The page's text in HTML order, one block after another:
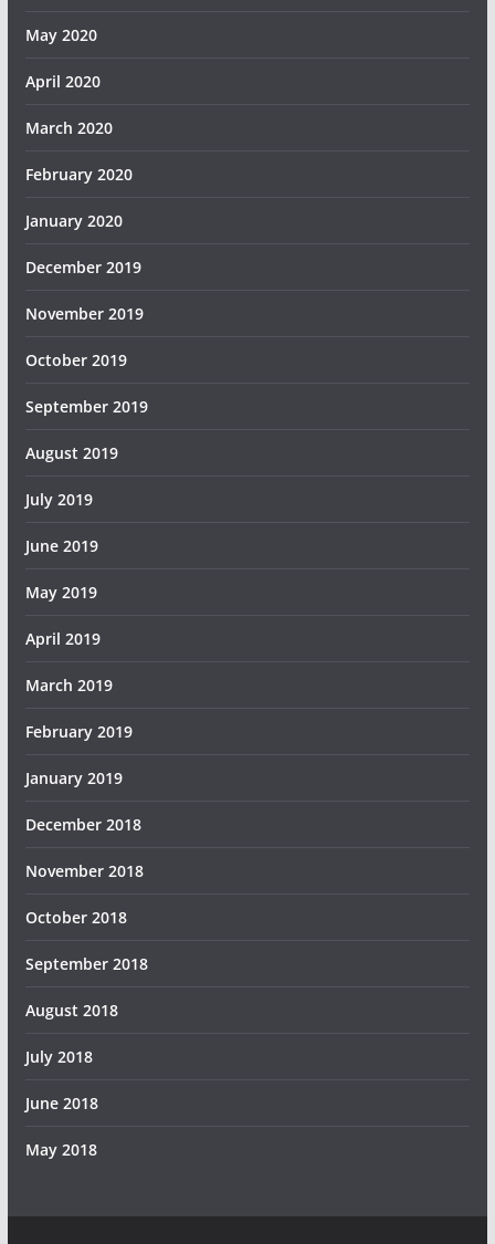
May 2020
April 2020
March 2020
February 2020
January 2020
December 2019
November 2019
October 2019
September 2019
August 2019
July 2019
June 2019
May 2019
April 2019
March 2019
February 2019
January 2019
December 2018
November 2018
October 2018
September 2018
August 2018
July 2018
June 2018
May 2018